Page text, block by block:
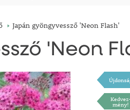
Japán gyöngyvessző 'Neon Flash'
'Neon
mény!